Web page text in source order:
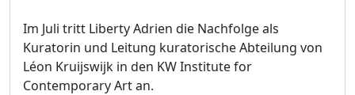
Im Juli tritt Liberty Adrien die Nachfolge als
Kuratorin und Leitung kuratorische Abteilung von
Léon Kruijswijk in den KW Institute for
Contemporary Art an.